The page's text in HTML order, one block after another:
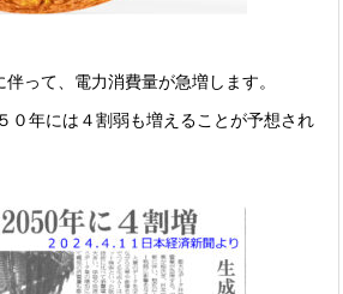
って、電力消費量が急増します。
０年には４割弱も増えることが予想され